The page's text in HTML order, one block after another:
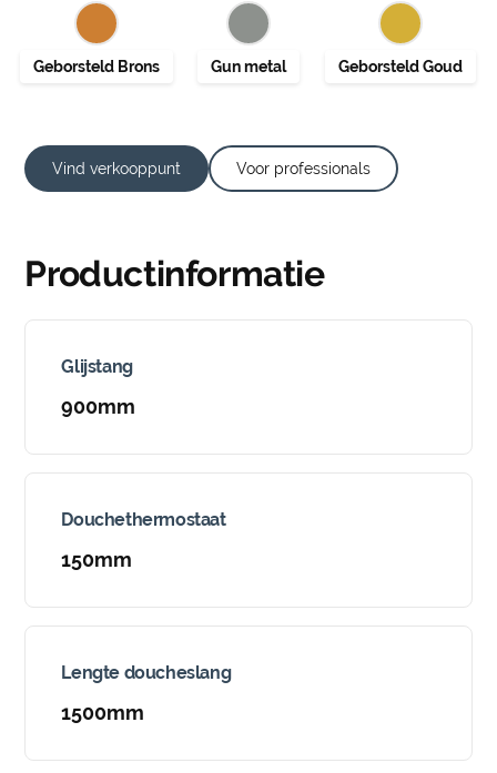
Vind verkooppunt Voor professionals
Productinformatie
Glijstang
900mm
Douchethermostaat
150mm
Lengte doucheslang
1500mm